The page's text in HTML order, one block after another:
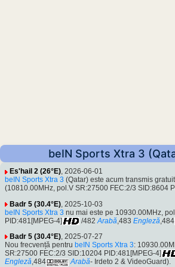
beIN Sports Xtra 3
Es'hail 2 (26°E), 2026-06-01
beIN Sports Xtra 3 (Qatar) este acum transmis
(10810.00MHz, pol.V SR:27500 FEC:2/3 SID:8604
Badr 5 (30.4°E) , 2025-10-03
beIN Sports Xtra 3 nu mai este pe 10930.00MHz,
PID:481[MPEG-4]
/482 Arabă ,483 Engleză ,484
Badr 5 (30.4°E), 2025-07-27
Nou frecvență pentru beIN Sports Xtra 3:
SR:27500 FEC:2/3 SID:10204 PID:481[MPEG-4]
Engleză,484 Arabă- Irdeto 2 & VideoGuard).